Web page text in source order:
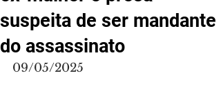
suspeita de ser mandante
do assassinato
09/05/2025